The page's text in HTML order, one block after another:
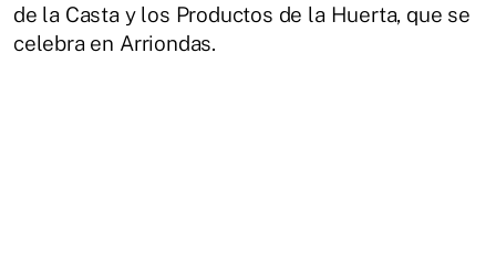
de la Casta y los Productos de la Huerta, que se
celebra en Arriondas.